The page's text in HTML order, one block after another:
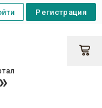
Регистрация